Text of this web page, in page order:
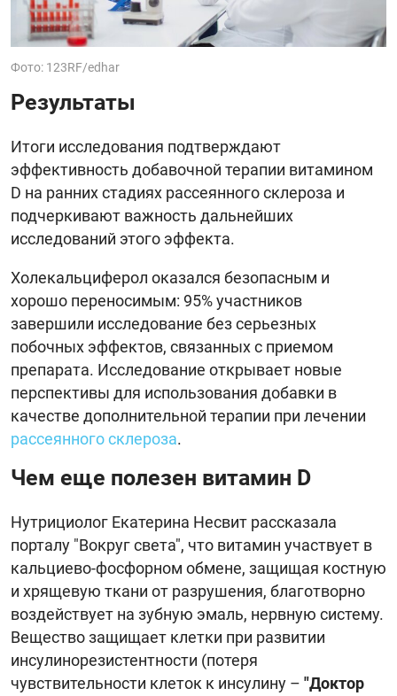
Фото: 123RF/edhar
Результаты
Итоги исследования подтверждают
эффективность добавочной терапии витамином
D на ранних стадиях рассеянного склероза и
подчеркивают важность дальнейших
исследований этого эффекта.
Холекальциферол оказался безопасным и
хорошо переносимым: 95% участников
завершили исследование без серьезных
побочных эффектов, связанных с приемом
препарата. Исследование открывает новые
перспективы для использования добавки в
качестве дополнительной терапии при лечении
рассеянного склероза.
Чем еще полезен витамин D
Нутрициолог Екатерина Несвит рассказала
порталу "Вокруг света", что витамин участвует в
кальциево-фосфорном обмене, защищая костную
и хрящевую ткани от разрушения, благотворно
воздействует на зубную эмаль, нервную систему.
Вещество защищает клетки при развитии
инсулинорезистентности (потеря
чувствительности клеток к инсулину – "Доктор